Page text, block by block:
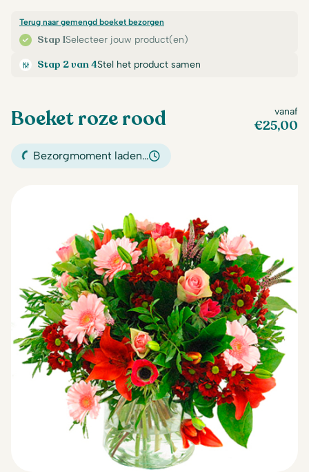
Stap 1Selecteer jouw product(en)
Terug naar gemengd boeket bezorgen
Stap 2 van 4Stel het product samen
Boeket roze rood vanaf
€25,00
Bezorgmoment laden…